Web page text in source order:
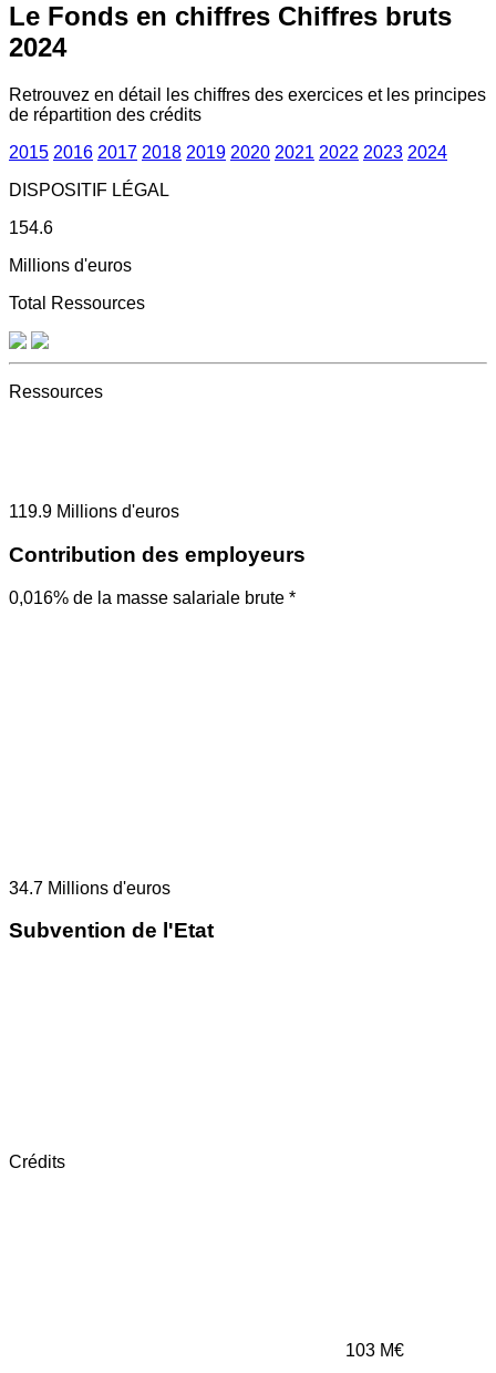
Le Fonds en chiffres Chiffres bruts
2024
Retrouvez en détail les chiffres des exercices et les principes
de répartition des crédits
2015 2016 2017 2018 2019 2020 2021 2022 2023 2024
DISPOSITIF LÉGAL
154.6
Millions d'euros
Total Ressources
Ressources
119.9 Millions d'euros
Contribution des employeurs
0,016% de la masse salariale brute *
34.7 Millions d'euros
Subvention de l'Etat
Crédits
103 M€